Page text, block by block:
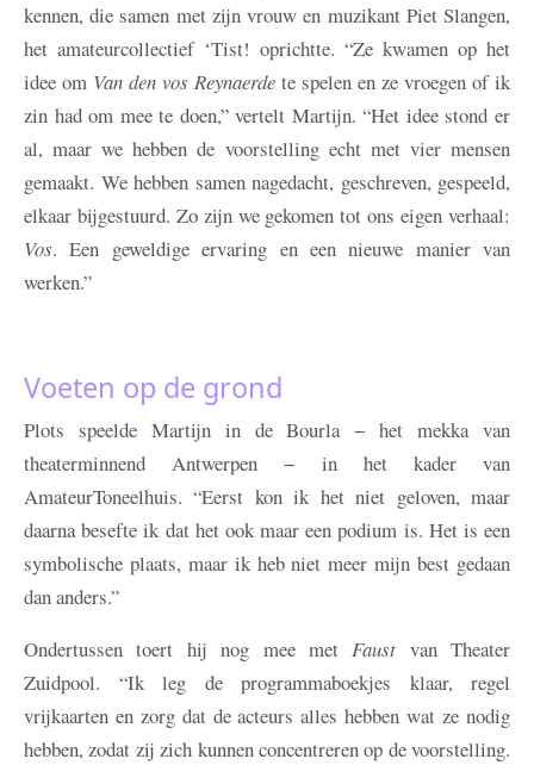
kennen, die samen met zijn vrouw en muzikant Piet Slangen,
het amateurcollectief ‘Tist! oprichtte. “Ze kwamen op het
idee om Van den vos Reynaerde te spelen en ze vroegen of ik
zin had om mee te doen,” vertelt Martijn. “Het idee stond er
al, maar we hebben de voorstelling echt met vier mensen
gemaakt. We hebben samen nagedacht, geschreven, gespeeld,
elkaar bijgestuurd. Zo zijn we gekomen tot ons eigen verhaal:
Vos. Een geweldige ervaring en een nieuwe manier van
werken.”
Voeten op de grond
Plots speelde Martijn in de Bourla − het mekka van
theaterminnend Antwerpen − in het kader van
AmateurToneelhuis. “Eerst kon ik het niet geloven, maar
daarna besefte ik dat het ook maar een podium is. Het is een
symbolische plaats, maar ik heb niet meer mijn best gedaan
dan anders.”
Ondertussen toert hij nog mee metFaust van Theater
Zuidpool. “Ik leg de programmaboekjes klaar, regel
vrijkaarten en zorg dat de acteurs alles hebben wat ze nodig
hebben, zodat zij zich kunnen concentreren op de voorstelling.